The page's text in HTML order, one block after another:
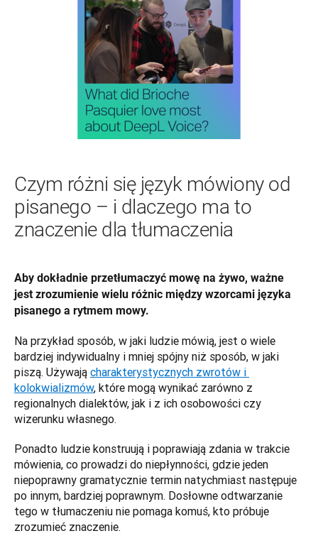
Czym różni się język mówiony od
pisanego – i dlaczego ma to
znaczenie dla tłumaczenia
Aby dokładnie przetłumaczyć mowę na żywo, ważne
jest zrozumienie wielu różnic między wzorcami języka
pisanego a rytmem mowy.
Na przykład sposób, w jaki ludzie mówią, jest o wiele
bardziej indywidualny i mniej spójny niż sposób, w jaki
piszą. Używają charakterystycznych zwrotów i
kolokwializmów, które mogą wynikać zarówno z
regionalnych dialektów, jak i z ich osobowości czy
wizerunku własnego.
Ponadto ludzie konstruują i poprawiają zdania w trakcie
mówienia, co prowadzi do niepłynności, gdzie jeden
niepoprawny gramatycznie termin natychmiast następuje
po innym, bardziej poprawnym. Dosłowne odtwarzanie
tego w tłumaczeniu nie pomaga komuś, kto próbuje
zrozumieć znaczenie.